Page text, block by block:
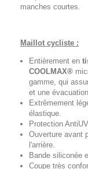
manches courtes.
Maillot cycliste :
Entièrement en
COOLMAX®
gamme, qui
et une
Extrêmement
élastique.
Protection
Ouverture avant
l'arrière.
Bande siliconée
Coupe très